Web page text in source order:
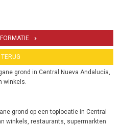
TERUG
grond in Central Nueva Andalucía,
winkels.
grond op een toplocatie in Central
winkels, restaurants, supermarkten